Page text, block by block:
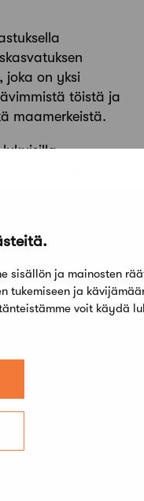
sisällön ja mainosten
tukemiseen ja
voit käydä
joka on yksi
töistä ja
maamerkeistä.